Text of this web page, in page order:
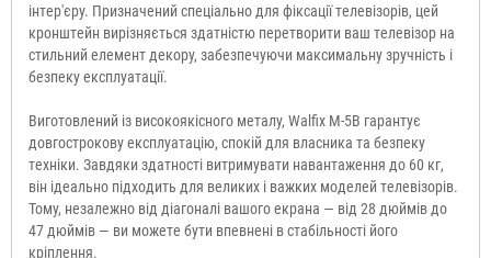
інтер'єру. Призначений спеціально для фіксації телевізорів, цей
кронштейн вирізняється здатністю перетворити ваш телевізор на
стильний елемент декору, забезпечуючи максимальну зручність і
безпеку експлуатації.
Виготовлений із високоякісного металу, Walfix M-5B гарантує
довгострокову експлуатацію, спокій для власника та безпеку
техніки. Завдяки здатності витримувати навантаження до 60 кг,
він ідеально підходить для великих і важких моделей телевізорів.
Тому, незалежно від діагоналі вашого екрана — від 28 дюймів до
47 дюймів — ви можете бути впевнені в стабільності його
кріплення.